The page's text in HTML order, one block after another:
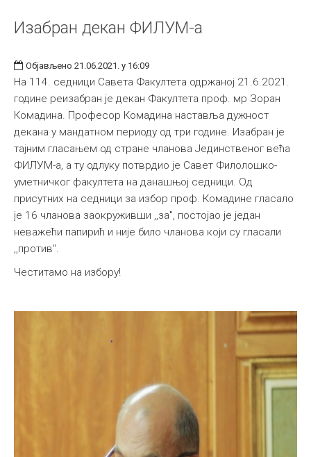
Изабран декан ФИЛУМ-а
Објављено 21.06.2021. у 16:09
На 114. седници Савета Факултета одржаној 21.6.2021.
године реизабран је декан Факултета проф. мр Зоран
Комадина. Професор Комадина наставља дужност
декана у мандатном периоду од три године. Изабран је
тајним гласањем од стране чланова Јединственог већа
ФИЛУМ-а, а ту одлуку потврдио је Савет Филолошко-
уметничког факултета на данашњој седници. Од
присутних на седници за избор проф. Комадине гласало
је 16 чланова заокруживши ,,за", постојао је један
неважећи папирић и није било чланова који су гласали
,,против".
Честитамо на избору!